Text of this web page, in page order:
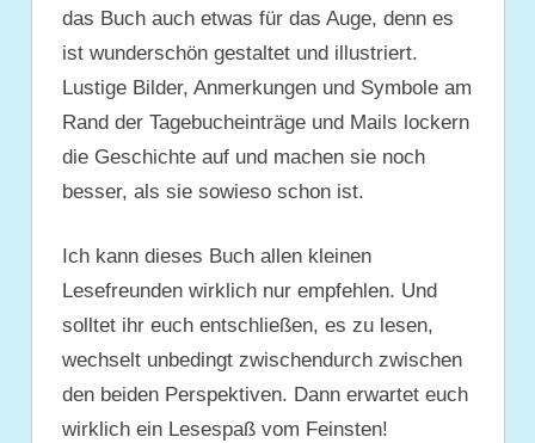
das Buch auch etwas für das Auge, denn es
ist wunderschön gestaltet und illustriert.
Lustige Bilder, Anmerkungen und Symbole am
Rand der Tagebucheinträge und Mails lockern
die Geschichte auf und machen sie noch
besser, als sie sowieso schon ist.
Ich kann dieses Buch allen kleinen
Lesefreunden wirklich nur empfehlen. Und
solltet ihr euch entschließen, es zu lesen,
wechselt unbedingt zwischendurch zwischen
den beiden Perspektiven. Dann erwartet euch
wirklich ein Lesespaß vom Feinsten!